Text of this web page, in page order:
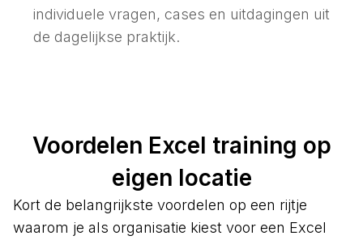
individuele vragen, cases en uitdagingen uit
de dagelijkse praktijk.
Voordelen Excel training op
eigen locatie
Kort de belangrijkste voordelen op een rijtje
waarom je als organisatie kiest voor een Excel